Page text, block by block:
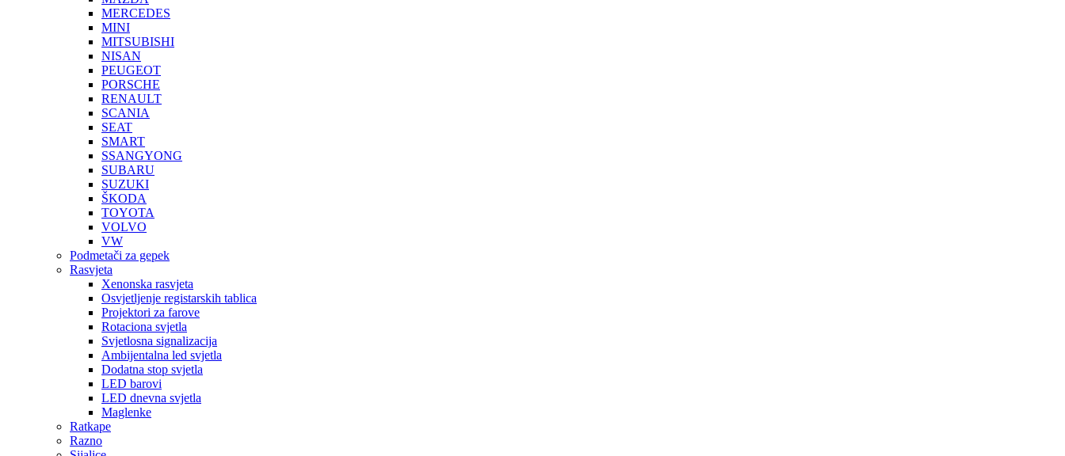
MERCEDES
MINI
MITSUBISHI
NISAN
PEUGEOT
PORSCHE
RENAULT
SCANIA
SEAT
SMART
SSANGYONG
SUBARU
SUZUKI
ŠKODA
TOYOTA
VOLVO
VW
Podmetači za gepek
Rasvjeta
Xenonska rasvjeta
Osvjetljenje registarskih tablica
Projektori za farove
Rotaciona svjetla
Svjetlosna signalizacija
Ambijentalna led svjetla
Dodatna stop svjetla
LED barovi
LED dnevna svjetla
Maglenke
Ratkape
Razno